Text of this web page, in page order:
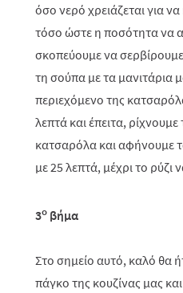
όσο νερό χρειάζεται για
τόσο ώστε η ποσότητα να
σκοπεύουμε να
τη σούπα με τα μανιτάρια
περιεχόμενο της
λεπτά και έπειτα,
κατσαρόλα και αφήνουμε
με 25 λεπτά, μέχρι το ρύζι
3ο βήμα
Στο σημείο αυτό, καλό θα
πάγκο της κουζίνας μας